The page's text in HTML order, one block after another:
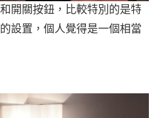
開關按鈕，比較特別的是特
設置，個人覺得是一個相當